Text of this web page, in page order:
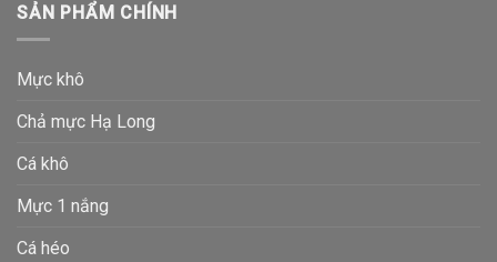
SẢN PHẨM CHÍNH
Mực khô
Chả mực Hạ Long
Cá khô
Mực 1 nắng
Cá héo